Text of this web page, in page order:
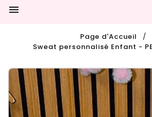

Page d'Accueil
Sweat personnalisé Enfant -